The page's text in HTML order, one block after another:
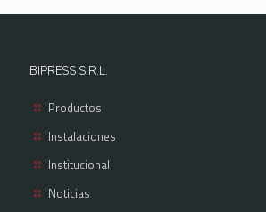
BIPRESS S.R.L.
Productos
Instalaciones
Institucional
Noticias